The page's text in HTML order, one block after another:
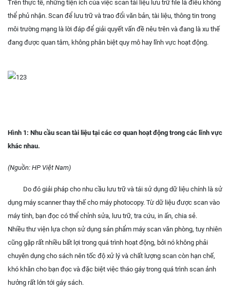
Trên thực tế, những tiện ích của việc scan tài liệu lưu trữ file là điều không
thể phủ nhận. Scan để lưu trữ và trao đổi văn bản, tài liệu, thông tin trong
môi trường mạng là lời đáp để giải quyết vấn đề nêu trên và đang là xu thế
đang được quan tâm, không phân biệt quy mô hay lĩnh vực hoạt động.
Hình 1: Nhu cầu scan tài liệu tại các cơ quan hoạt động trong các lĩnh vực
khác nhau.
(Nguồn: HP Việt Nam)
Do đó giải pháp cho nhu cầu lưu trữ và tái sử dụng dữ liệu chính là sử
dụng máy scanner thay thế cho máy photocopy. Từ dữ liệu được scan vào
máy tính, bạn đọc có thể chỉnh sửa, lưu trữ, tra cứu, in ấn, chia sẻ.
Nhiều thư viện lựa chọn sử dụng sản phẩm máy scan văn phòng, tuy nhiên
cũng gặp rất nhiều bất lợi trong quá trình hoạt động, bởi nó không phải
chuyên dụng cho sách nên tốc độ xử lý và chất lượng scan còn hạn chế,
khó khăn cho bạn đọc và đặc biệt việc tháo gáy trong quá trình scan ảnh
hưởng rất lớn tới gáy sách.